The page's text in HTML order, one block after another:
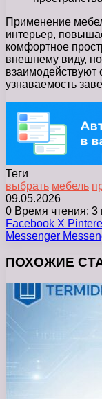
Применение
интерьер,
комфортное
внешнему виду,
узнаваемость
Теги
выбрать мебель
09.05.2026
0 Время чтения: 3
Facebook X
Messenger
ПОХОЖИЕ